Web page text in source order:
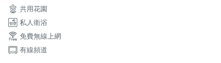
共用花園
私人衛浴
免費無線上網
有線頻道